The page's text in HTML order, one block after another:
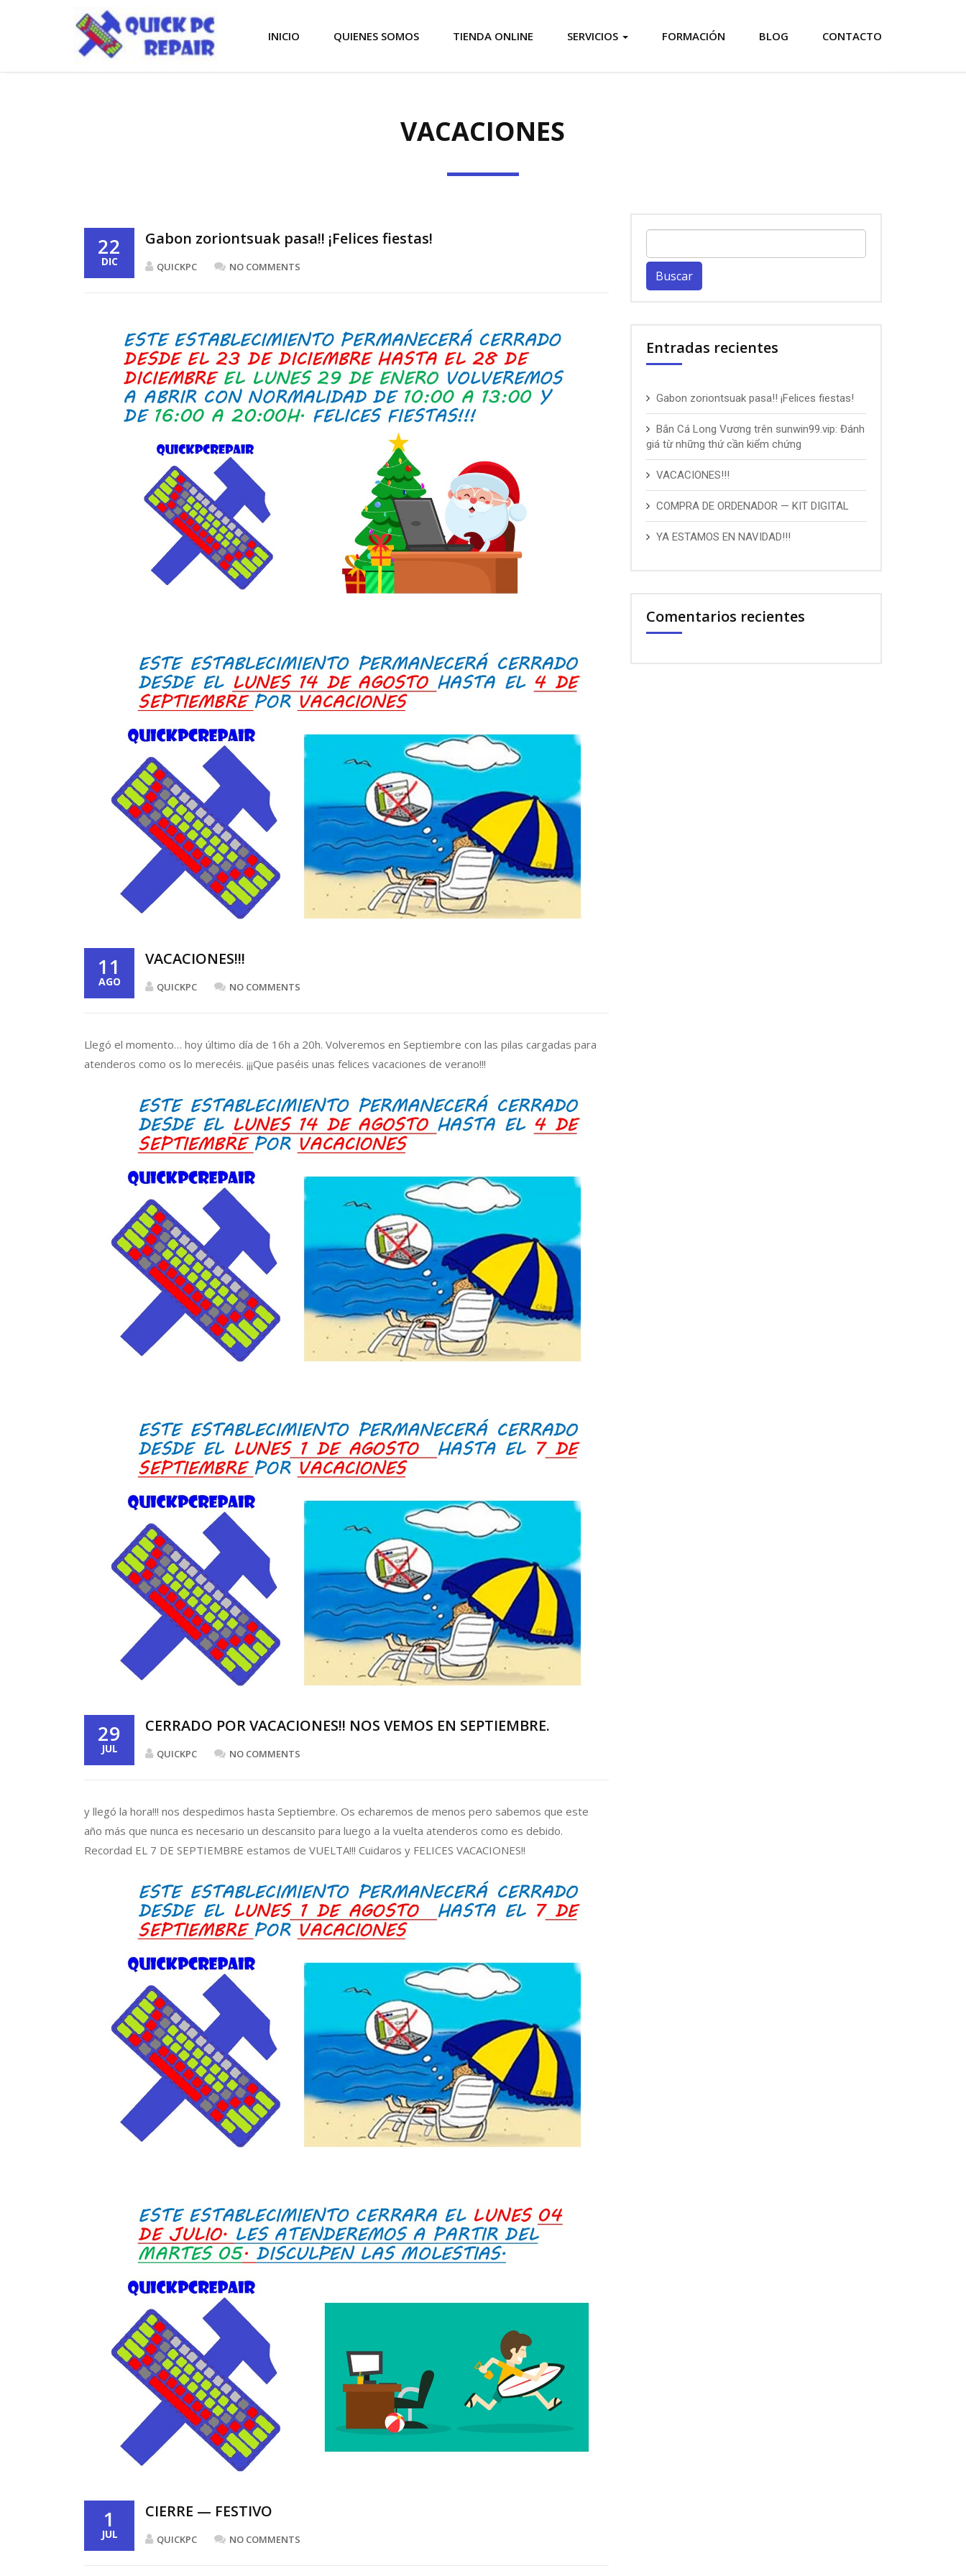
INICIO QUIENES SOMOS TIENDA ONLINE SERVICIOS FORMACIÓN BLOG CONTACTO
VACACIONES
22
DIC
Gabon zoriontsuak pasa!! ¡Felices fiestas!
QUICKPC NO COMMENTS
11
AGO
VACACIONES!!!
QUICKPC NO COMMENTS
Llegó el momento… hoy último día de 16h a 20h. Volveremos en Septiembre con las pilas cargadas para
atenderos como os lo merecéis. ¡¡¡Que paséis unas felices vacaciones de verano!!!
29
JUL
CERRADO POR VACACIONES!! NOS VEMOS EN SEPTIEMBRE.
QUICKPC NO COMMENTS
y llegó la hora!!! nos despedimos hasta Septiembre. Os echaremos de menos pero sabemos que este
año más que nunca es necesario un descansito para luego a la vuelta atenderos como es debido.
Recordad EL 7 DE SEPTIEMBRE estamos de VUELTA!!! Cuidaros y FELICES VACACIONES!!
1
JUL
CIERRE — FESTIVO
QUICKPC NO COMMENTS
Entradas recientes
Gabon zoriontsuak pasa!! ¡Felices fiestas!
Bắn Cá Long Vương trên sunwin99.vip: Đánh
giá từ những thứ cần kiểm chứng
VACACIONES!!!
COMPRA DE ORDENADOR — KIT DIGITAL
YA ESTAMOS EN NAVIDAD!!!
Comentarios recientes